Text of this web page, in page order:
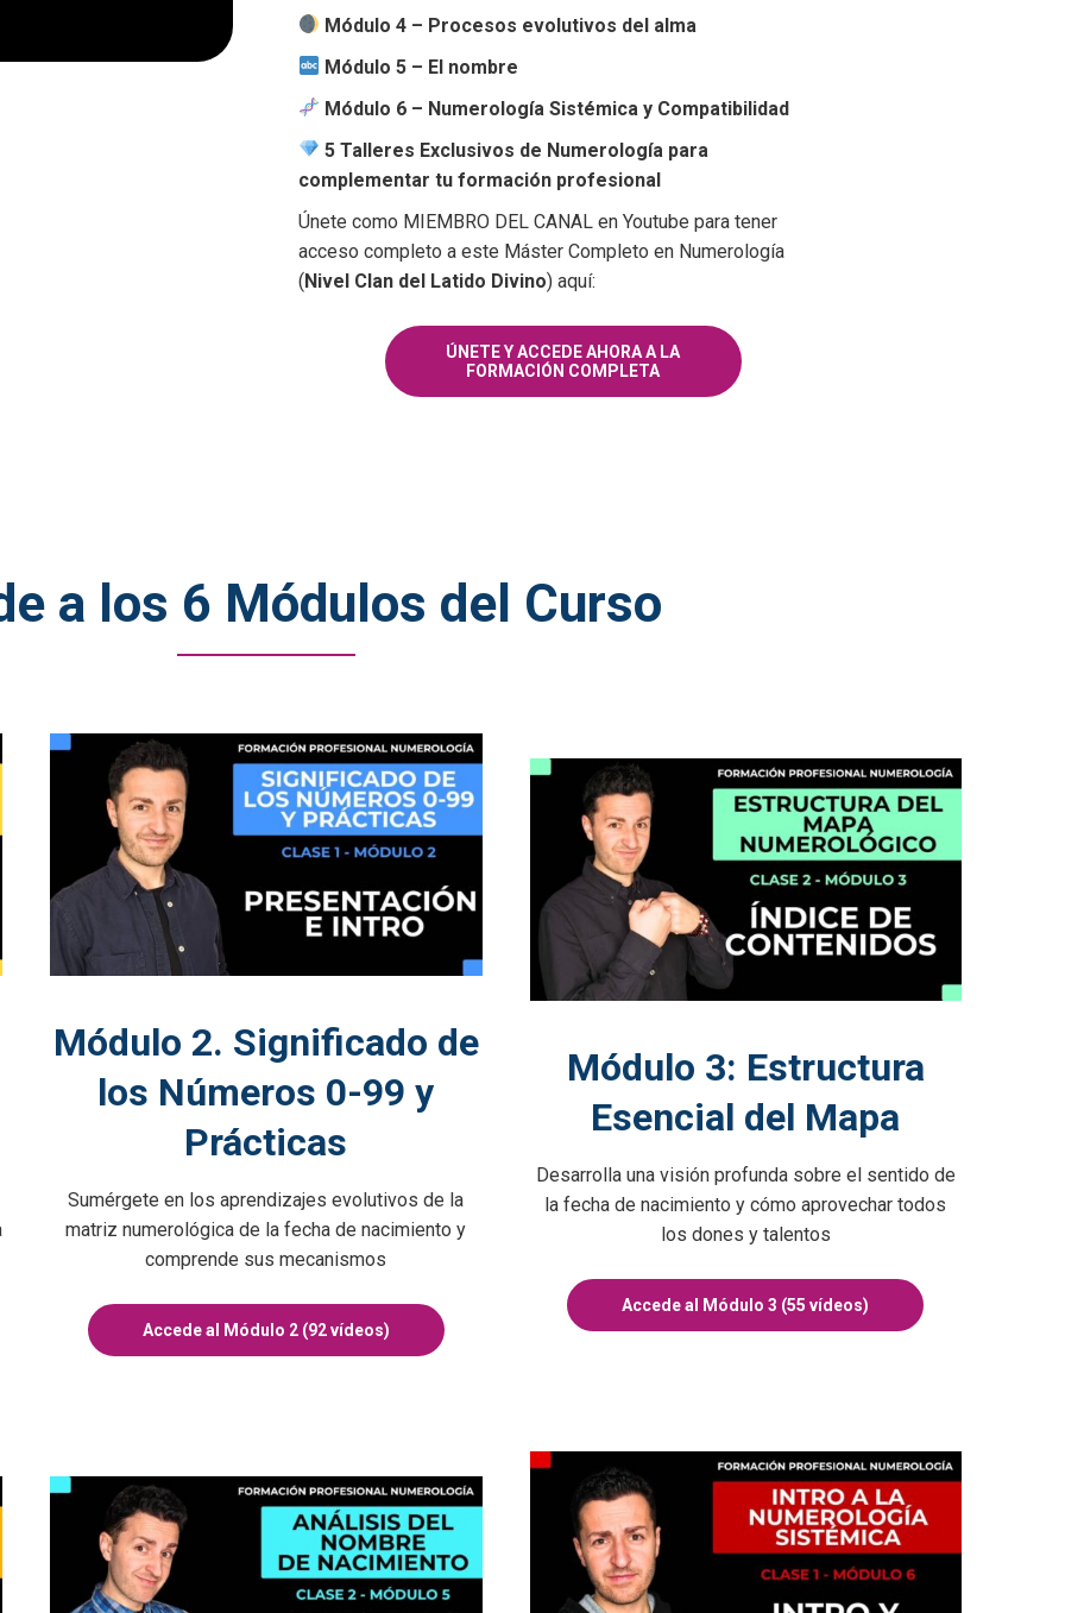
Módulo 4 – Procesos evolutivos del alma
Módulo 5 – El nombre
Módulo 6 – Numerología Sistémica y Compatibilidad
5 Talleres Exclusivos de Numerología para
complementar tu formación profesional
Únete como MIEMBRO DEL CANAL en Youtube para tener
acceso completo a este Máster Completo en Numerología
(Nivel Clan del Latido Divino) aquí:
ÚNETE Y ACCEDE AHORA A LA
FORMACIÓN COMPLETA
a los 6 Módulos del Curso
Módulo 2. Significado de
los Números 0-99 y
Prácticas
Sumérgete en los aprendizajes evolutivos de la
matriz numerológica de la fecha de nacimiento y
comprende sus mecanismos
Accede al Módulo 2 (92 vídeos)
Módulo 3: Estructura
Esencial del Mapa
Desarrolla una visión profunda sobre el sentido de
la fecha de nacimiento y cómo aprovechar todos
los dones y talentos
Accede al Módulo 3 (55 vídeos)